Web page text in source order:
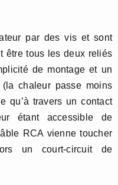
par des vis et sont
être tous les deux reliés
de montage et un
chaleur passe moins
qu’à travers un contact
étant accessible de
RCA vienne toucher
un court-circuit de